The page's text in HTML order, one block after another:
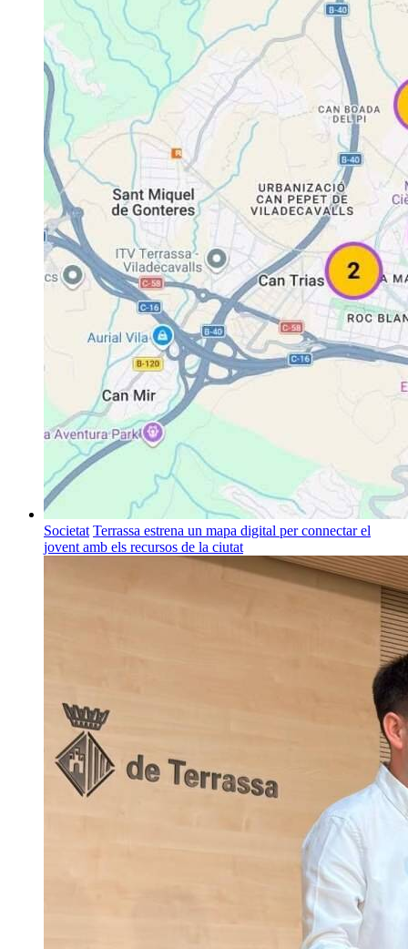
Societat Terrassa estrena un mapa digital per connectar el
jovent amb els recursos de la ciutat